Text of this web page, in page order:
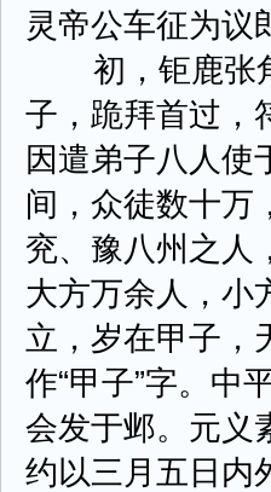
灵帝公车征为议
初，钜鹿张角
子，跪拜首过，
因遣弟子八人使
间，众徒数十万
兖、豫八州之人
大方万余人，小
立，岁在甲子，
作“甲子”字。中
会发于邺。元义
约以三月五日内